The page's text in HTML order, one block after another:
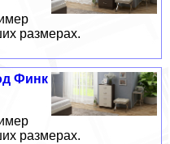
размерах.
Финк
размерах.